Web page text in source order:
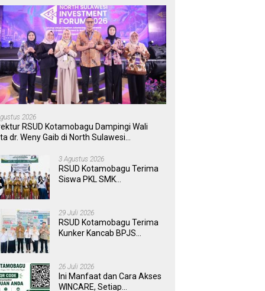
2026
RSUD Kotamobagu Dampingi Wali
dr. Weny Gaib di North Sulawesi
3 Agustus 2026
RSUD Kotamobagu Terima
Siswa PKL SMK
dan Layanan Kesehatan
29 Juli 2026
RSUD Kotamobagu Terima
Kunker Kancab BPJS
Wujudkan UHC
26 Juli 2026
Ini Manfaat dan Cara Akses
WINCARE, Setiap